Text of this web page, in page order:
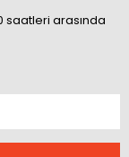
saatleri arasında